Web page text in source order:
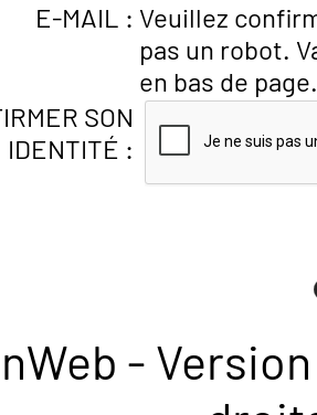
E-MAIL : Veuillez
pas un robot.
en bas de page.
SON
IDENTITÉ :
-